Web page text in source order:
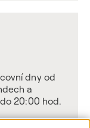
dny od
a
20:00 hod.